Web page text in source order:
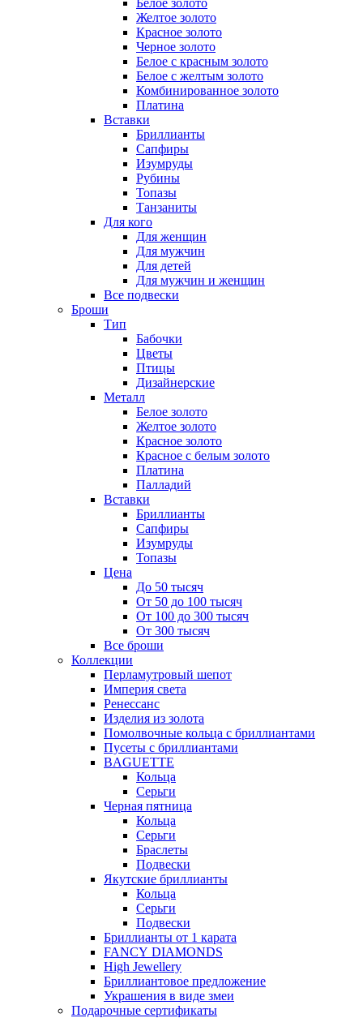
Белое золото
Желтое золото
Красное золото
Черное золото
Белое с красным золото
Белое с желтым золото
Комбинированное золото
Платина
Вставки
Бриллианты
Сапфиры
Изумруды
Рубины
Топазы
Танзаниты
Для кого
Для женщин
Для мужчин
Для детей
Для мужчин и женщин
Все подвески
Броши
Тип
Бабочки
Цветы
Птицы
Дизайнерские
Металл
Белое золото
Желтое золото
Красное золото
Красное с белым золото
Платина
Палладий
Вставки
Бриллианты
Сапфиры
Изумруды
Топазы
Цена
До 50 тысяч
От 50 до 100 тысяч
От 100 до 300 тысяч
От 300 тысяч
Все броши
Коллекции
Перламутровый шепот
Империя света
Ренессанс
Изделия из золота
Помолвочные кольца с бриллиантами
Пусеты с бриллиантами
BAGUETTE
Кольца
Серьги
Черная пятница
Кольца
Серьги
Браслеты
Подвески
Якутские бриллианты
Кольца
Серьги
Подвески
Бриллианты от 1 карата
FANCY DIAMONDS
High Jewellery
Бриллиантовое предложение
Украшения в виде змеи
Подарочные сертификаты